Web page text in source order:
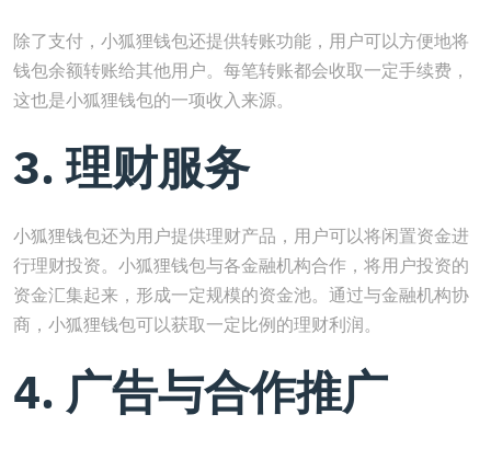
除了支付，小狐狸钱包还提供转账功能，用户可以方便地将
钱包余额转账给其他用户。每笔转账都会收取一定手续费，
这也是小狐狸钱包的一项收入来源。
3. 理财服务
小狐狸钱包还为用户提供理财产品，用户可以将闲置资金进
行理财投资。小狐狸钱包与各金融机构合作，将用户投资的
资金汇集起来，形成一定规模的资金池。通过与金融机构协
商，小狐狸钱包可以获取一定比例的理财利润。
4. 广告与合作推广